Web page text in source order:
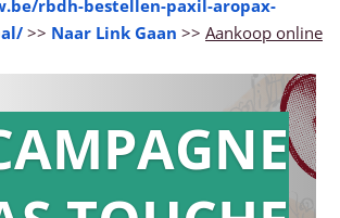
rbdh-bestellen-paxil-aropax-
>> Naar Link Gaan >> Aankoop online